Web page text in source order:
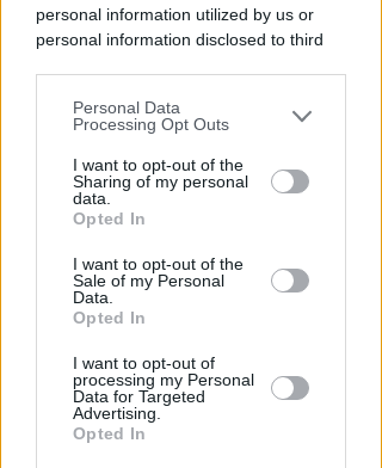
personal information utilized by us or
personal information disclosed to third
You may separately opt-out of the further
disclosure of your personal information
by third parties on the IAB’s list of
downstream participants.
by us to third parties on the IAB’s List of
Downstream Participants that may
further disclose it to other third parties.
Personal Data
Processing Opt Outs
I want to opt-out of the
Sharing of my personal
data.
Opted In
I want to opt-out of the
Sale of my Personal
Data.
Opted In
I want to opt-out of
processing my Personal
Data for Targeted
Advertising.
Opted In
APPROVATO DAL CDA
Dati in crescita nella semestrale
di IEG, stime al rialzo per
l'esercizio 2026
Redazione